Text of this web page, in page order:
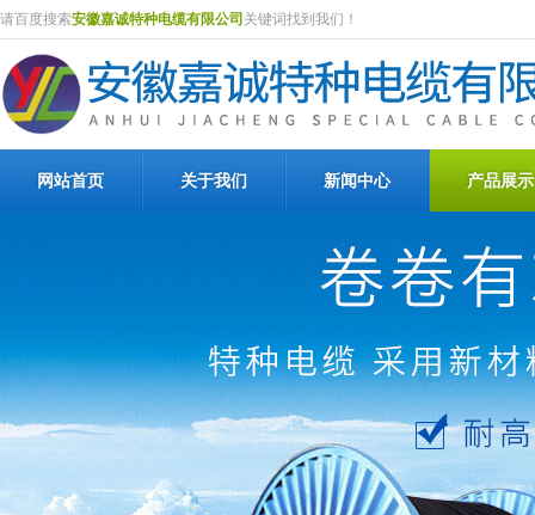
请百度搜索安徽嘉诚特种电缆有限公司 关键词找到我们！
网站首页 关于我们 新闻中心 产品展示